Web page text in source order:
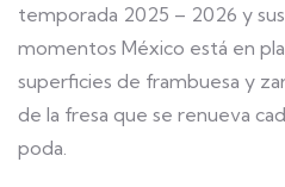
temporada 2025 – 2026 y
momentos México está en
superficies de frambuesa y
de la fresa que se renueva
poda.